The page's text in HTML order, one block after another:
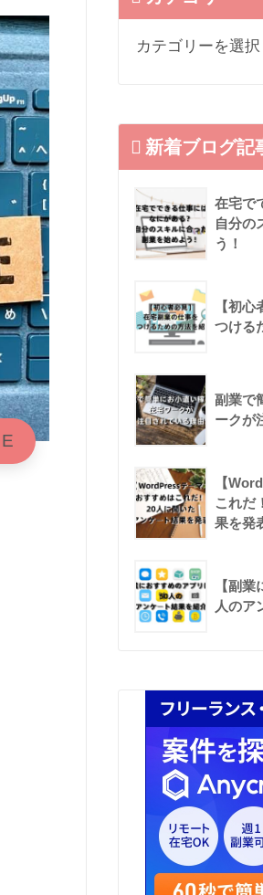
新着ブログ記
在宅で
自分の
う！
【初
つける
副業で
ークが
【
これだ
果を発
【副
人のア